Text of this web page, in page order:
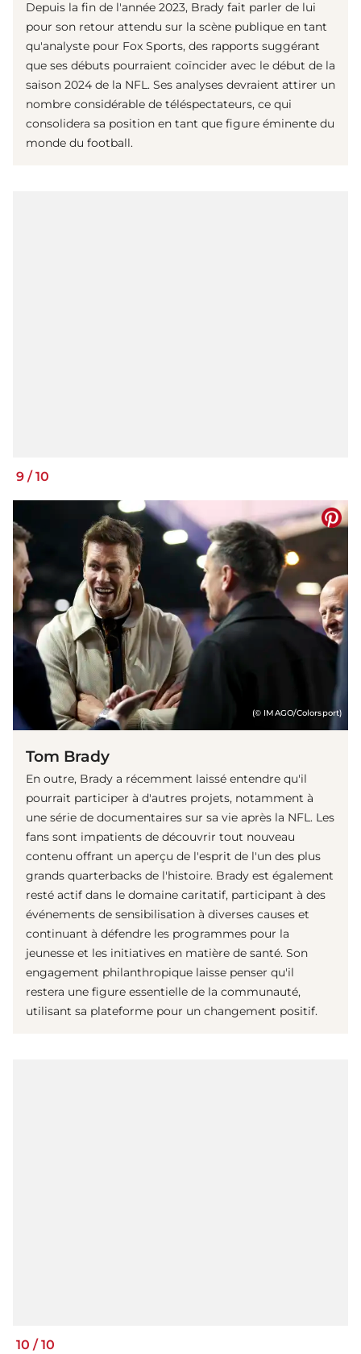
Depuis la fin de l'année 2023, Brady fait parler de lui
pour son retour attendu sur la scène publique en tant
qu'analyste pour Fox Sports, des rapports suggérant
que ses débuts pourraient coïncider avec le début de la
saison 2024 de la NFL. Ses analyses devraient attirer un
nombre considérable de téléspectateurs, ce qui
consolidera sa position en tant que figure éminente du
monde du football.
9 /10
(© IMAGO/Colorsport)
Tom Brady
En outre, Brady a récemment laissé entendre qu'il
pourrait participer à d'autres projets, notamment à
une série de documentaires sur sa vie après la NFL. Les
fans sont impatients de découvrir tout nouveau
contenu offrant un aperçu de l'esprit de l'un des plus
grands quarterbacks de l'histoire. Brady est également
resté actif dans le domaine caritatif, participant à des
événements de sensibilisation à diverses causes et
continuant à défendre les programmes pour la
jeunesse et les initiatives en matière de santé. Son
engagement philanthropique laisse penser qu'il
restera une figure essentielle de la communauté,
utilisant sa plateforme pour un changement positif.
10 /10